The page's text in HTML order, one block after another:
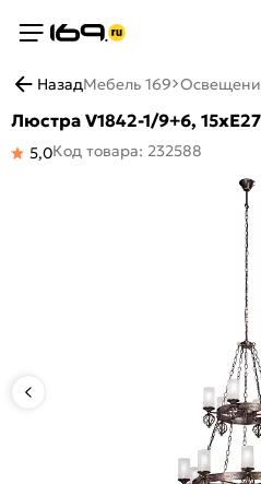
НазадМебель 169
Люстра V1842-1/9+6,
5,0Код товара: 232588